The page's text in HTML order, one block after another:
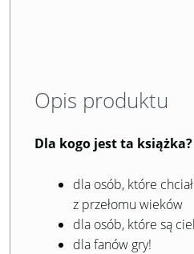
Opis produktu
Dla kogo jest ta książka?
dla osób, które
z przełomu wieków
dla osób, które są
dla fanów gry!